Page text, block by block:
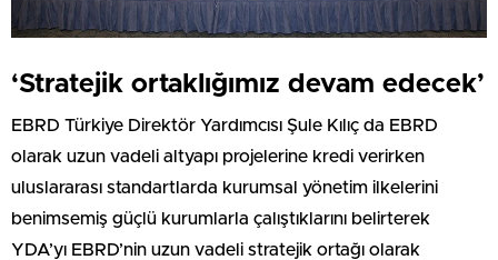
‘Stratejik ortaklığımız devam edecek’
EBRD Türkiye Direktör Yardımcısı Şule Kılıç da EBRD
olarak uzun vadeli altyapı projelerine kredi verirken
uluslararası standartlarda kurumsal yönetim ilkelerini
benimsemiş güçlü kurumlarla çalıştıklarını belirterek
YDA’yı EBRD’nin uzun vadeli stratejik ortağı olarak